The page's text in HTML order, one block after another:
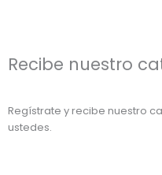
Recibe nuestro
Regístrate y recibe nuestro
ustedes.